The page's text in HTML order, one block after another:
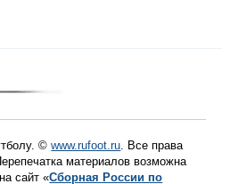
©www.rufoot.ru. Все права
материалов возможна
сайт «Сборная России по